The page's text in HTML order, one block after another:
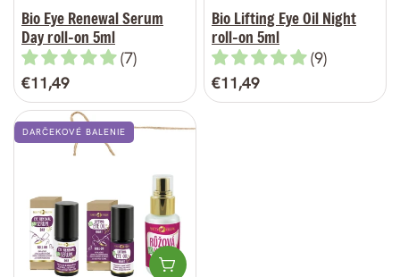
Bio Eye Renewal Serum
Day roll-on 5ml
(7)
Bežná
cena
€11,49
Bio Lifting Eye Oil Night
roll-on 5ml
(9)
Bežná
cena
€11,49
DARČEKOVÉ BALENIE
Pridať do košíka